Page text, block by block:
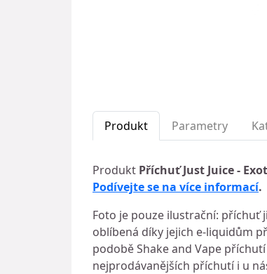
Produkt Parametry
Produkt Příchuť Just Juice -
Podívejte se na více informací.
Foto je pouze ilustrační: příchuť
oblíbená díky jejich e-liquidům
podobě Shake and Vape
nejprodávanějších příchutí i u